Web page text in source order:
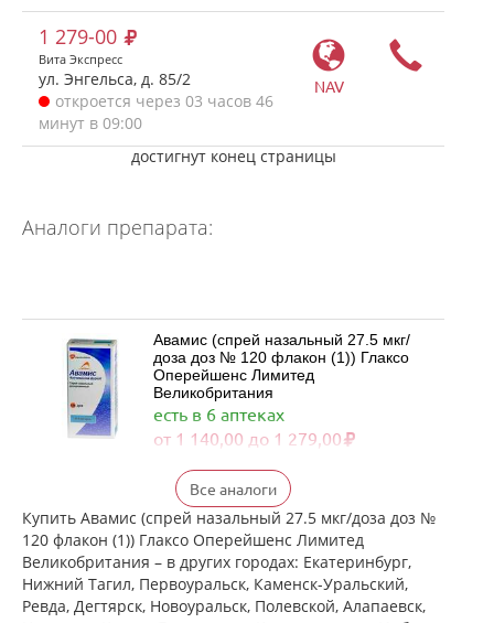
NAV
1 279-00
Вита Экспресс
ул. Энгельса, д. 85/2
откроется через 03 часов 46
минут в 09:00
достигнут конец страницы
Аналоги препарата:
Авамис (спрей назальный 27.5 мкг/
доза доз № 120 флакон (1)) Глаксо
Оперейшенс Лимитед
Великобритания
есть в 6 аптеках
от 1 140,00 до 1 279,00
Флерзини (спрей назальный
дозированный 27.5 мкг/доза доз №
120 фл. (1)) Фармстандарт-
Лексредства ОАО г. Курск Россия
есть в 2 аптеках
от 872,00 до 872,00
достигнут конец страницы
Все аналоги
Купить Авамис (спрей назальный 27.5 мкг/доза доз №
120 флакон (1)) Глаксо Оперейшенс Лимитед
Великобритания – в других городах: Екатеринбург,
Нижний Тагил, Первоуральск, Каменск-Уральский,
Ревда, Дегтярск, Новоуральск, Полевской, Алапаевск,